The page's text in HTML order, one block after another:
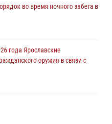
состоялся молебен,
Руси
во время ночного забега в
года Ярославские
оружия в связи с